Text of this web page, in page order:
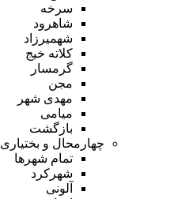
سرخه
شاهرود
شهمیرزاد
کلاته خیج
گرمسار
مجن
مهدی شهر
میامی
بازگشت
چهارمحال و بختیاری
تمام شهر‌ها
شهرکرد
آلونی